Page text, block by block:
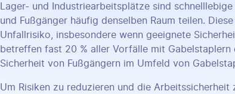
Lager- und Industriearbeitsplätze sind
und Fußgänger häufig denselben Raum teilen.
Unfallrisiko, insbesondere wenn geeignete
betreffen fast 20 % aller Vorfälle mit Gabelstaplern
Sicherheit von Fußgängern im Umfeld von
Um Risiken zu reduzieren und die